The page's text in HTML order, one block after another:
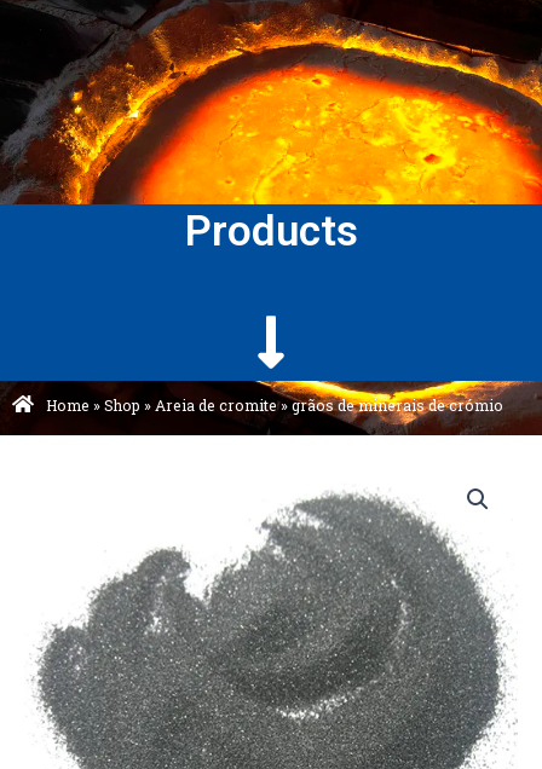
Products
Home »Shop »Areia de cromite»grãos de minerais de crómio